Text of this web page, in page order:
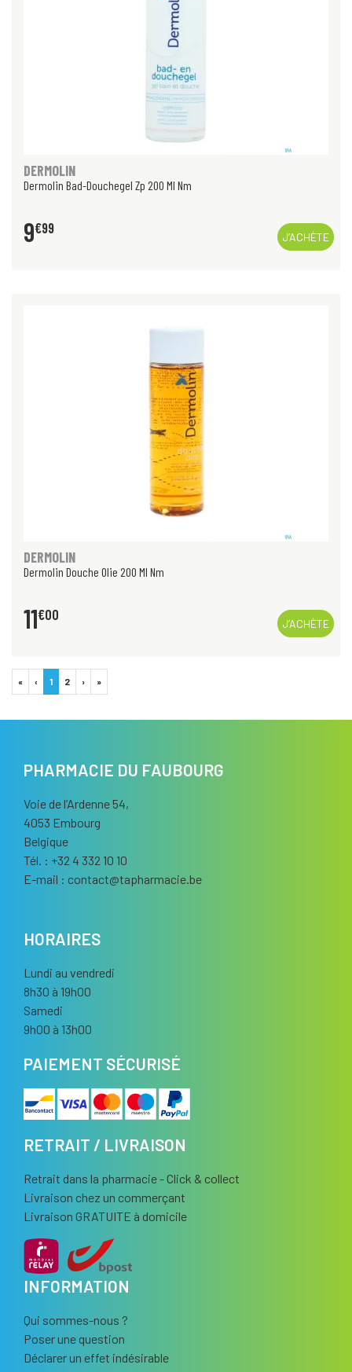
DERMOLIN
Dermolin Bad-Douchegel Zp 200 Ml Nm
9€99
J’ACHÈTE
DERMOLIN
Dermolin Douche Olie 200 Ml Nm
11€00
J’ACHÈTE
« ‹ 1 2 › »
PHARMACIE DU FAUBOURG
Voie de l’Ardenne 54,
4053 Embourg
Belgique
Tél. : +32 4 332 10 10
E-mail : contact@tapharmacie.be
HORAIRES
Lundi au vendredi
8h30 à 19h00
Samedi
9h00 à 13h00
PAIEMENT SÉCURISÉ
RETRAIT / LIVRAISON
Retrait dans la pharmacie - Click & collect
Livraison chez un commerçant
Livraison GRATUITE à domicile
INFORMATION
Qui sommes-nous ?
Poser une question
Déclarer un effet indésirable